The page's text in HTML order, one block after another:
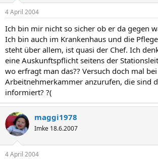
4 April 2004
Ich bin mir nicht so sicher ob er da gegen
Ich bin auch im Krankenhaus und die
steht über allem, ist quasi der Chef. Ich
eine Auskunftspflicht seitens der
wo erfragt man das?? Versuch doch mal
Arbeitnehmerkammer anzurufen, die sind
informiert? ?(
maggi1978
Imke 18.6.2007
4 April 2004